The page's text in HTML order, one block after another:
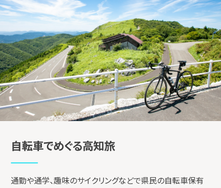
自転車でめぐる高知旅
通勤や通学、趣味のサイクリングなどで県民の自転車保有